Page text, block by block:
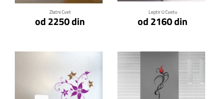
Zlatni Cvet
od 2250 din
Leptir U Cvetu
od 2160 din